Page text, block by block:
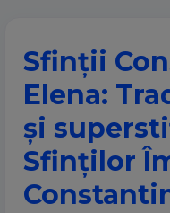
Sfinții
Elena:
și
Sfinților